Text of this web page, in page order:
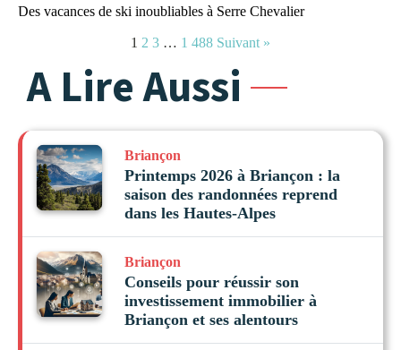
Des vacances de ski inoubliables à Serre Chevalier
1 2 3 … 1 488 Suivant »
A Lire Aussi
Briançon
Printemps 2026 à Briançon : la
saison des randonnées reprend
dans les Hautes-Alpes
Briançon
Conseils pour réussir son
investissement immobilier à
Briançon et ses alentours